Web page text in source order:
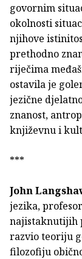
govornim
okolnosti
njihove
prethodno
riječima
ostavila je
jezične
znanost,
književnu i
***
John
jezika,
najistaknutijih
razvio teoriju
filozofiju